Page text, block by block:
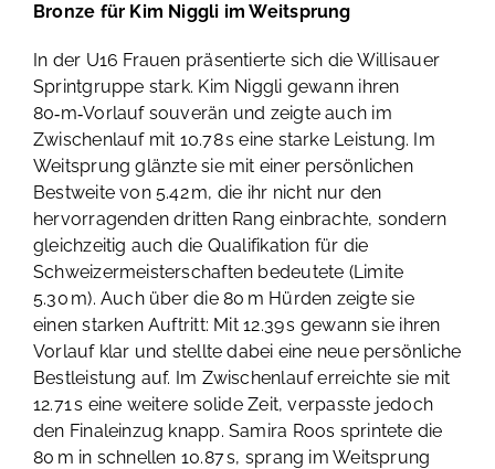
Bronze für Kim Niggli im Weitsprung
In der U16 Frauen präsentierte sich die Willisauer
Sprintgruppe stark. Kim Niggli gewann ihren
80‑m‑Vorlauf souverän und zeigte auch im
Zwischenlauf mit 10.78 s eine starke Leistung. Im
Weitsprung glänzte sie mit einer persönlichen
Bestweite von 5.42 m, die ihr nicht nur den
hervorragenden dritten Rang einbrachte, sondern
gleichzeitig auch die Qualifikation für die
Schweizermeisterschaften bedeutete (Limite
5.30 m). Auch über die 80 m Hürden zeigte sie
einen starken Auftritt: Mit 12.39 s gewann sie ihren
Vorlauf klar und stellte dabei eine neue persönliche
Bestleistung auf. Im Zwischenlauf erreichte sie mit
12.71 s eine weitere solide Zeit, verpasste jedoch
den Finaleinzug knapp. Samira Roos sprintete die
80 m in schnellen 10.87 s, sprang im Weitsprung